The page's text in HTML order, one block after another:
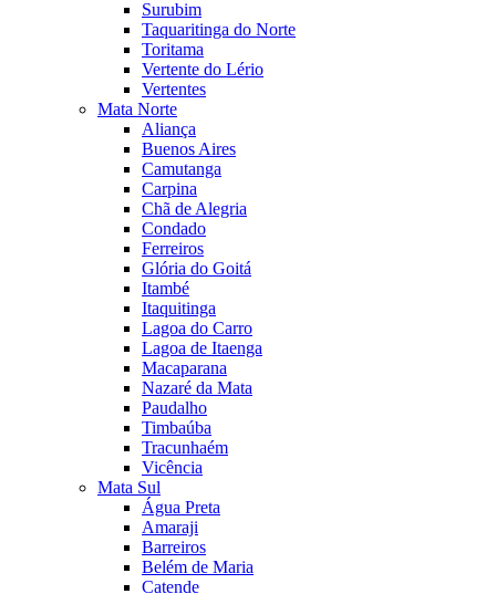
Surubim
Taquaritinga do Norte
Toritama
Vertente do Lério
Vertentes
Mata Norte
Aliança
Buenos Aires
Camutanga
Carpina
Chã de Alegria
Condado
Ferreiros
Glória do Goitá
Itambé
Itaquitinga
Lagoa do Carro
Lagoa de Itaenga
Macaparana
Nazaré da Mata
Paudalho
Timbaúba
Tracunhaém
Vicência
Mata Sul
Água Preta
Amaraji
Barreiros
Belém de Maria
Catende